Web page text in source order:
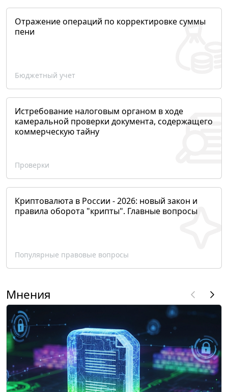
Отражение операций по корректировке суммы
пени
Бюджетный учет
Истребование налоговым органом в ходе
камеральной проверки документа, содержащего
коммерческую тайну
Проверки
Криптовалюта в России - 2026: новый закон и
правила оборота "крипты". Главные вопросы
Популярные правовые вопросы
Мнения